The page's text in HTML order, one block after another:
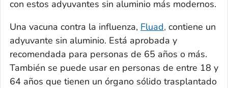
con estos adyuvantes sin aluminio más modernos.
Una vacuna contra la influenza, Fluad, contiene un
adyuvante sin aluminio. Está aprobada y
recomendada para personas de 65 años o más.
También se puede usar en personas de entre 18 y
64 años que tienen un órgano sólido trasplantado